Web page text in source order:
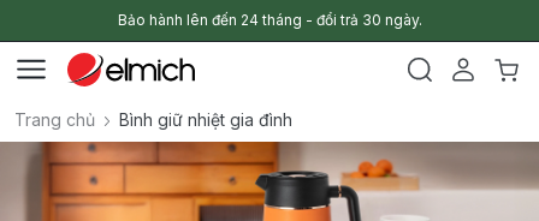
Bảo hành lên đến 24 tháng - đổi trả 30 ngày.
Trang chủ Bình giữ nhiệt gia đình